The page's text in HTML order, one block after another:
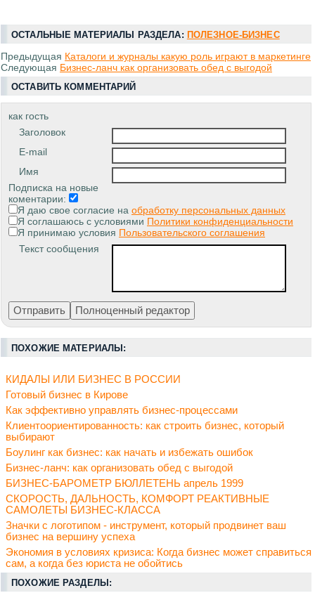
ОСТАЛЬНЫЕ МАТЕРИАЛЫ РАЗДЕЛА: ПОЛЕЗНОЕ-БИЗНЕС
Предыдущая Каталоги и журналы какую роль играют в маркетинге
Следующая Бизнес-ланч как организовать обед с выгодой
ОСТАВИТЬ КОММЕНТАРИЙ
как гость
Заголовок
E-mail
Имя
Подписка на новые
коментарии:
Я даю свое согласие на обработку персональных данных
Я соглашаюсь с условиями Политики конфиденциальности
Я принимаю условия Пользовательского соглашения
Текст сообщения
ПОХОЖИЕ МАТЕРИАЛЫ:
КИДАЛЫ ИЛИ БИЗНЕС В РОССИИ
Готовый бизнес в Кирове
Как эффективно управлять бизнес-процессами
Клиентоориентированность: как строить бизнес, который
выбирают
Боулинг как бизнес: как начать и избежать ошибок
Бизнес-ланч: как организовать обед с выгодой
БИЗНЕС-БАРОМЕТР БЮЛЛЕТЕНЬ апрель 1999
СКОРОСТЬ, ДАЛЬНОСТЬ, КОМФОРТ РЕАКТИВНЫЕ
САМОЛЕТЫ БИЗНЕС-КЛАССА
Значки с логотипом - инструмент, который продвинет ваш
бизнес на вершину успеха
Экономия в условиях кризиса: Когда бизнес может справиться
сам, а когда без юриста не обойтись
ПОХОЖИЕ РАЗДЕЛЫ: